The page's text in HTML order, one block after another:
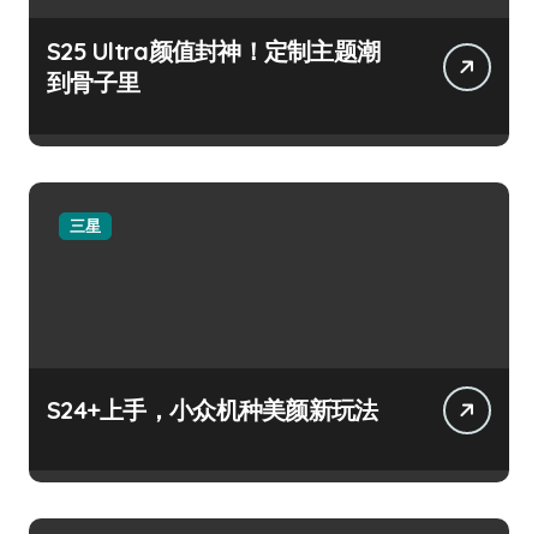
S25 Ultra颜值封神！定制主题潮
到骨子里
三星
S24+上手，小众机种美颜新玩法